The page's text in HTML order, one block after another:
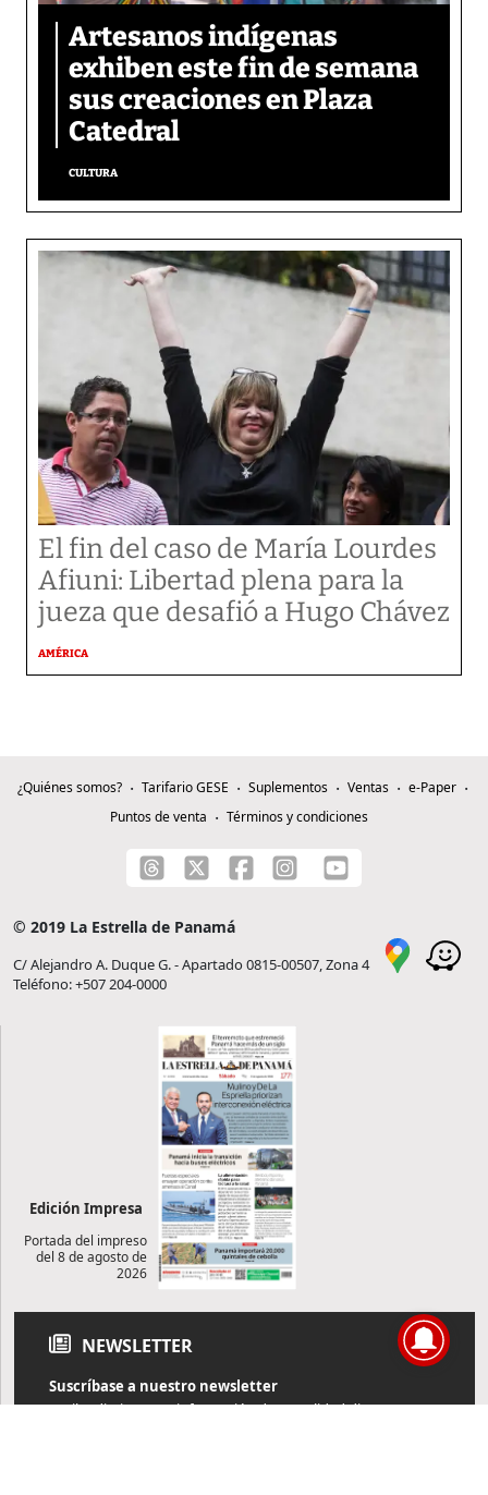
Artesanos indígenas
exhiben este fin de semana
sus creaciones en Plaza
Catedral
CULTURA
El fin del caso de María Lourdes
Afiuni: Libertad plena para la
jueza que desafió a Hugo Chávez
AMÉRICA
¿Quiénes somos? Tarifario GESE Suplementos Ventas
e-Paper
Puntos de venta
Términos y condiciones
© 2019 La Estrella de Panamá
C/ Alejandro A. Duque G. - Apartado 0815-00507, Zona 4
Teléfono: +507 204-0000
Edición Impresa
Portada del impreso
del 8 de agosto de
2026
NEWSLETTER
Suscríbase a nuestro newsletter
Reciba diariamente información de actualidad directamente en